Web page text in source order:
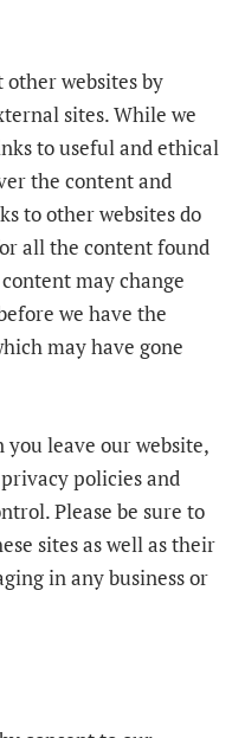
websites by
sites. While we
to useful and ethical
the content and
to other websites do
all the content found
may change
we have the
may have gone
you leave our website,
policies and
Please be sure to
sites as well as their
in any business or